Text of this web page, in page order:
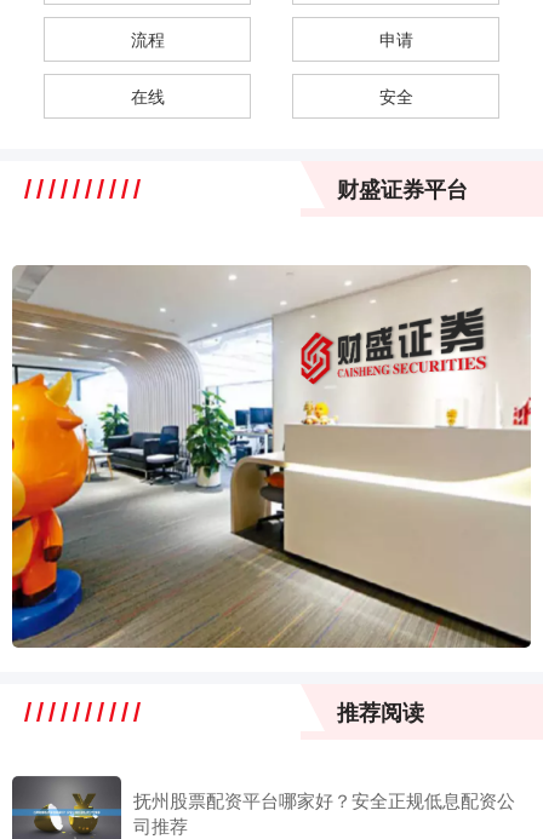
流程 申请
在线 安全
财盛证券平台
推荐阅读
抚州股票配资平台哪家好？安全正规低息配资公
司推荐